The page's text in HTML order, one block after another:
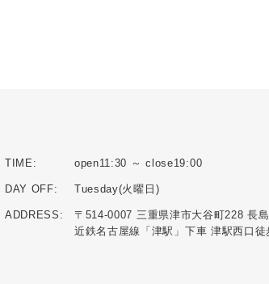
TIME: open11:30 ～ close19:00
DAY OFF: Tuesday(火曜日)
ADDRESS:
〒514-0007 三重県津市大谷町228 長
近鉄名古屋線「津駅」下車 津駅西口徒